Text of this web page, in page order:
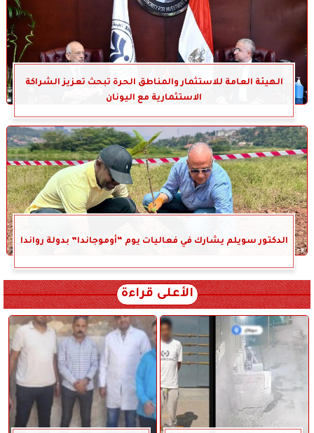
الهيئة العامة للاستثمار والمناطق الحرة تبحث تعزيز الشراكة
الاستثمارية مع اليونان
الدكتور سويلم يشارك في فعاليات يوم “أوموجاندا” بدولة رواندا
الأعلى قراءة